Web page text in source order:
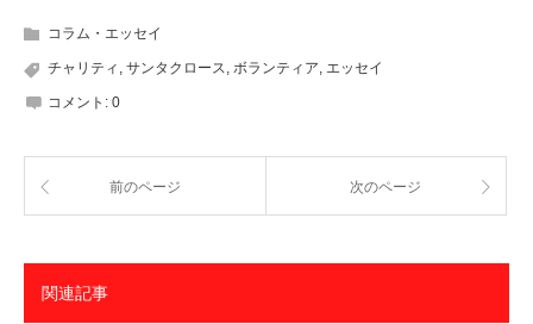
コラム・エッセイ
チャリティ サンタクロース ボランティア エッセイ
コメント: 0
前のページ 次のページ
関連記事